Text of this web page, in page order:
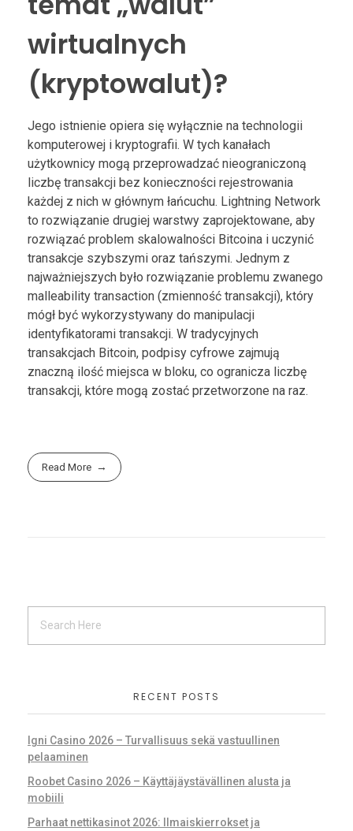
wirtualnych
(kryptowalut)?
Jego istnienie opiera się wyłącznie na technologii
komputerowej i kryptografii. W tych kanałach
użytkownicy mogą przeprowadzać nieograniczoną
liczbę transakcji bez konieczności rejestrowania
każdej z nich w głównym łańcuchu. Lightning Network
to rozwiązanie drugiej warstwy zaprojektowane, aby
rozwiązać problem skalowalności Bitcoina i uczynić
transakcje szybszymi oraz tańszymi. Jednym z
najważniejszych było rozwiązanie problemu zwanego
malleability transaction (zmienność transakcji), który
mógł być wykorzystywany do manipulacji
identyfikatorami transakcji. W tradycyjnych
transakcjach Bitcoin, podpisy cyfrowe zajmują
znaczną ilość miejsca w bloku, co ogranicza liczbę
transakcji, które mogą zostać przetworzone na raz.
Read More
RECENT POSTS
Igni Casino 2026 – Turvallisuus sekä vastuullinen
pelaaminen
Roobet Casino 2026 – Käyttäjäystävällinen alusta ja
mobiili
Parhaat nettikasinot 2026: Ilmaiskierrokset ja